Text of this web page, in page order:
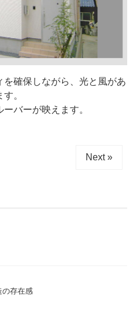
確保しながら、光と風があ
。
バーが映えます。
Next »
の存在感